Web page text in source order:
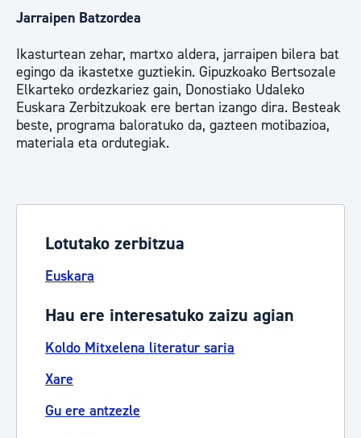
Jarraipen Batzordea
Ikasturtean zehar, martxo aldera, jarraipen bilera bat
egingo da ikastetxe guztiekin. Gipuzkoako Bertsozale
Elkarteko ordezkariez gain, Donostiako Udaleko
Euskara Zerbitzukoak ere bertan izango dira. Besteak
beste, programa baloratuko da, gazteen motibazioa,
materiala eta ordutegiak.
Lotutako zerbitzua
Euskara
Hau ere interesatuko zaizu agian
Koldo Mitxelena literatur saria
Xare
Gu ere antzezle